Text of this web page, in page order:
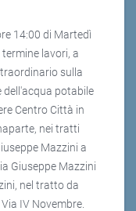
14:00 di Martedì
lavori, a
sulla
dell'acqua potabile
Centro Città in
nei tratti
Mazzini a
Giuseppe Mazzini
nel tratto da
IV Novembre.